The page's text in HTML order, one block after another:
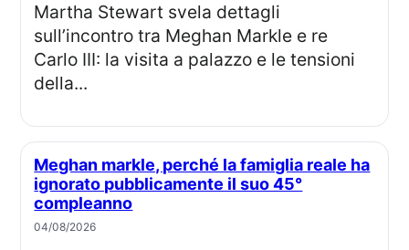
Martha Stewart svela dettagli
sull’incontro tra Meghan Markle e re
Carlo III: la visita a palazzo e le tensioni
della...
Meghan markle, perché la famiglia reale ha
ignorato pubblicamente il suo 45°
compleanno
04/08/2026